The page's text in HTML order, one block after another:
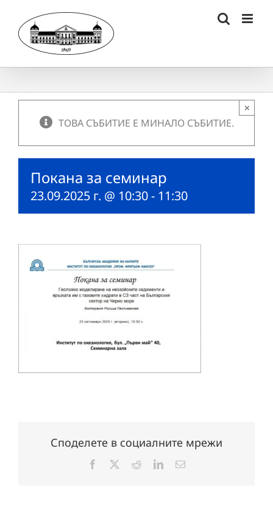
content
ТОВА СЪБИТИЕ Е МИНАЛО СЪБИТИЕ.
×
Покана за семинар
23.09.2025 г. @ 10:30- 11:30
Споделете в социалните мрежи
Facebook RedditLinkedInЕлектронна